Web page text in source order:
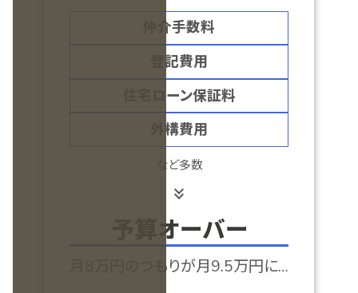
仲介手数料
登記費用
住宅ローン保証料
外構費用
など多数
keyboard_double_arrow_down
予算オーバー
月8万円のつもりが月9.5万円に…